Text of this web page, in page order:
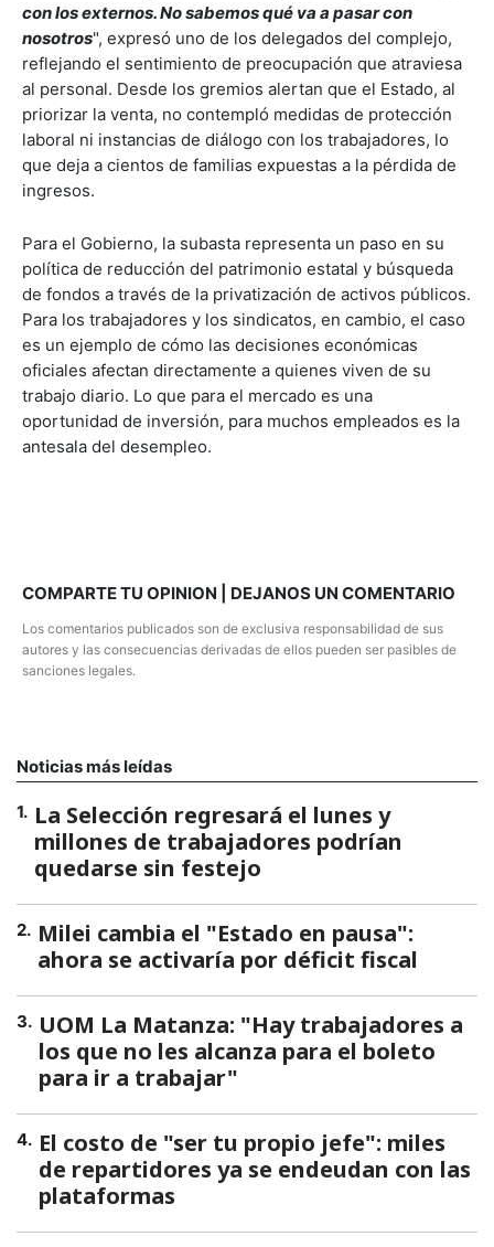
con los externos. No sabemos qué va a pasar con
nosotros", expresó uno de los delegados del complejo,
reflejando el sentimiento de preocupación que atraviesa
al personal. Desde los gremios alertan que el Estado, al
priorizar la venta, no contempló medidas de protección
laboral ni instancias de diálogo con los trabajadores, lo
que deja a cientos de familias expuestas a la pérdida de
ingresos.
Para el Gobierno, la subasta representa un paso en su
política de reducción del patrimonio estatal y búsqueda
de fondos a través de la privatización de activos públicos.
Para los trabajadores y los sindicatos, en cambio, el caso
es un ejemplo de cómo las decisiones económicas
oficiales afectan directamente a quienes viven de su
trabajo diario. Lo que para el mercado es una
oportunidad de inversión, para muchos empleados es la
antesala del desempleo.
COMPARTE TU OPINION | DEJANOS UN COMENTARIO
Los comentarios publicados son de exclusiva responsabilidad de sus
autores y las consecuencias derivadas de ellos pueden ser pasibles de
sanciones legales.
Noticias más leídas
1. La Selección regresará el lunes y
millones de trabajadores podrían
quedarse sin festejo
2. Milei cambia el "Estado en pausa":
ahora se activaría por déficit fiscal
3. UOM La Matanza: "Hay trabajadores a
los que no les alcanza para el boleto
para ir a trabajar"
4. El costo de "ser tu propio jefe": miles
de repartidores ya se endeudan con las
plataformas